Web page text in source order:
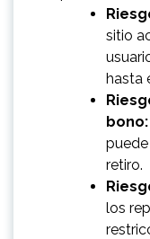
sitio
hasta
bono:
retiro.
los